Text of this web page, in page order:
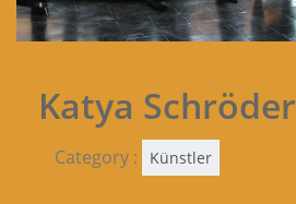
Katya Schröder
Category : Künstler